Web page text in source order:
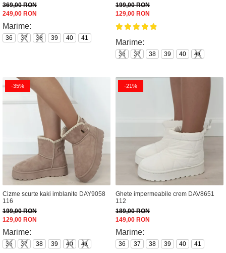
369,00 RON
249,00 RON
Marime:
36 37 38 39 40 41
199,00 RON
129,00 RON
Marime:
36 37 38 39 40 41
-35%
Cizme scurte kaki imblanite DAY9058
116
199,00 RON
129,00 RON
Marime:
36 37 38 39 40 41
-21%
Ghete impermeabile crem DAV8651
112
189,00 RON
149,00 RON
Marime:
36 37 38 39 40 41